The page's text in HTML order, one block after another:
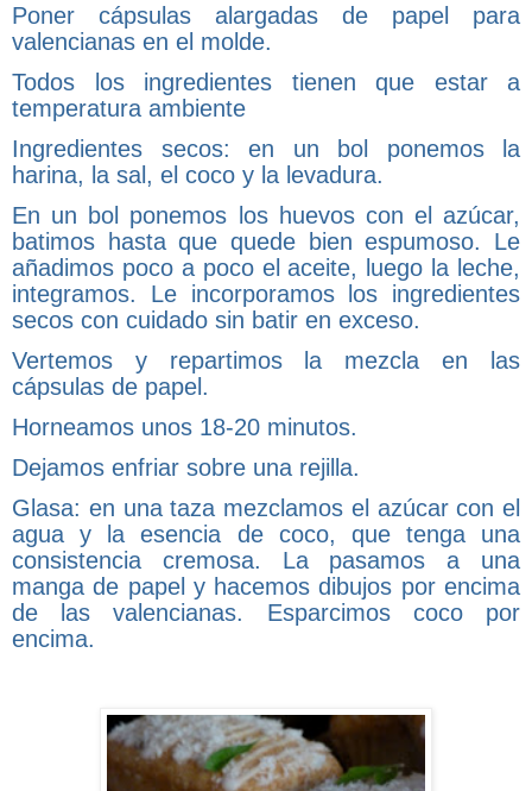
Poner cápsulas alargadas de papel para
valencianas en el molde.
Todos los ingredientes tienen que estar a
temperatura ambiente
Ingredientes secos: en un bol ponemos la
harina, la sal, el coco y la levadura.
En un bol ponemos los huevos con el azúcar,
batimos hasta que quede bien espumoso. Le
añadimos poco a poco el aceite, luego la leche,
integramos. Le incorporamos los ingredientes
secos con cuidado sin batir en exceso.
Vertemos y repartimos la mezcla en las
cápsulas de papel.
Horneamos unos 18-20 minutos.
Dejamos enfriar sobre una rejilla.
Glasa: en una taza mezclamos el azúcar con el
agua y la esencia de coco, que tenga una
consistencia cremosa. La pasamos a una
manga de papel y hacemos dibujos por encima
de las valencianas. Esparcimos coco por
encima.